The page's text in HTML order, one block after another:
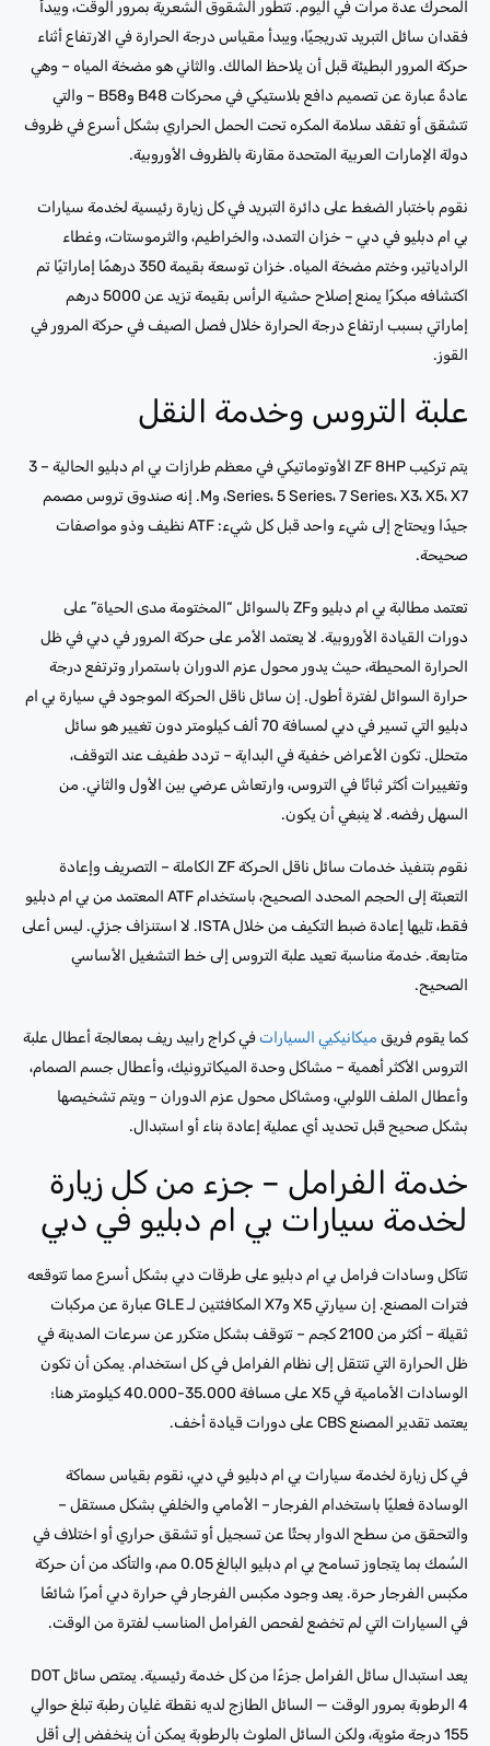
المحرك عدة مرات في اليوم. تتطور الشقوق الشعرية بمرور الوقت، ويبدأ
فقدان سائل التبريد تدريجيًا، ويبدأ مقياس درجة الحرارة في الارتفاع أثناء
حركة المرور البطيئة قبل أن يلاحظ المالك. والثاني هو مضخة المياه – وهي
عادةً عبارة عن تصميم دافع بلاستيكي في محركات B48 وB58 – والتي
تتشقق أو تفقد سلامة المكره تحت الحمل الحراري بشكل أسرع في ظروف
دولة الإمارات العربية المتحدة مقارنة بالظروف الأوروبية.
نقوم باختبار الضغط على دائرة التبريد في كل زيارة رئيسية لخدمة سيارات
بي ام دبليو في دبي – خزان التمدد، والخراطيم، والثرموستات، وغطاء
الرادياتير، وختم مضخة المياه. خزان توسعة بقيمة 350 درهمًا إماراتيًا تم
اكتشافه مبكرًا يمنع إصلاح حشية الرأس بقيمة تزيد عن 5000 درهم
إماراتي بسبب ارتفاع درجة الحرارة خلال فصل الصيف في حركة المرور في
القوز.
علبة التروس وخدمة النقل
يتم تركيب ZF 8HP الأوتوماتيكي في معظم طرازات بي ام دبليو الحالية – 3
Series، 5 Series، 7 Series، X3، X5، X7، وM. إنه صندوق تروس مصمم
جيدًا ويحتاج إلى شيء واحد قبل كل شيء: ATF نظيف وذو مواصفات
صحيحة.
تعتمد مطالبة بي ام دبليو وZF بالسوائل “المختومة مدى الحياة” على
دورات القيادة الأوروبية. لا يعتمد الأمر على حركة المرور في دبي في ظل
الحرارة المحيطة، حيث يدور محول عزم الدوران باستمرار وترتفع درجة
حرارة السوائل لفترة أطول. إن سائل ناقل الحركة الموجود في سيارة بي ام
دبليو التي تسير في دبي لمسافة 70 ألف كيلومتر دون تغيير هو سائل
متحلل. تكون الأعراض خفية في البداية – تردد طفيف عند التوقف،
وتغييرات أكثر ثباتًا في التروس، وارتعاش عرضي بين الأول والثاني. من
السهل رفضه. لا ينبغي أن يكون.
نقوم بتنفيذ خدمات سائل ناقل الحركة ZF الكاملة – التصريف وإعادة
التعبئة إلى الحجم المحدد الصحيح، باستخدام ATF المعتمد من بي ام دبليو
فقط، تليها إعادة ضبط التكيف من خلال ISTA. لا استنزاف جزئي. ليس أعلى
متابعة. خدمة مناسبة تعيد علبة التروس إلى خط التشغيل الأساسي
الصحيح.
كما يقوم فريق ميكانيكيي السيارات في كراج رابيد ريف بمعالجة أعطال علبة
التروس الأكثر أهمية – مشاكل وحدة الميكاترونيك، وأعطال جسم الصمام،
وأعطال الملف اللولبي، ومشاكل محول عزم الدوران – ويتم تشخيصها
بشكل صحيح قبل تحديد أي عملية إعادة بناء أو استبدال.
خدمة الفرامل – جزء من كل زيارة
لخدمة سيارات بي ام دبليو في دبي
تتآكل وسادات فرامل بي ام دبليو على طرقات دبي بشكل أسرع مما تتوقعه
فترات المصنع. إن سيارتي X5 وX7 المكافئتين لـ GLE عبارة عن مركبات
ثقيلة – أكثر من 2100 كجم – تتوقف بشكل متكرر عن سرعات المدينة في
ظل الحرارة التي تنتقل إلى نظام الفرامل في كل استخدام. يمكن أن تكون
الوسادات الأمامية في X5 على مسافة 35.000-40.000 كيلومتر هنا؛
يعتمد تقدير المصنع CBS على دورات قيادة أخف.
في كل زيارة لخدمة سيارات بي ام دبليو في دبي، نقوم بقياس سماكة
الوسادة فعليًا باستخدام الفرجار – الأمامي والخلفي بشكل مستقل –
والتحقق من سطح الدوار بحثًا عن تسجيل أو تشقق حراري أو اختلاف في
السُمك بما يتجاوز تسامح بي ام دبليو البالغ 0.05 مم، والتأكد من أن حركة
مكبس الفرجار حرة. يعد وجود مكبس الفرجار في حرارة دبي أمرًا شائعًا
في السيارات التي لم تخضع لفحص الفرامل المناسب لفترة من الوقت.
يعد استبدال سائل الفرامل جزءًا من كل خدمة رئيسية. يمتص سائل DOT
4 الرطوبة بمرور الوقت — السائل الطازج لديه نقطة غليان رطبة تبلغ حوالي
155 درجة مئوية، ولكن السائل الملوث بالرطوبة يمكن أن ينخفض ​​إلى أقل